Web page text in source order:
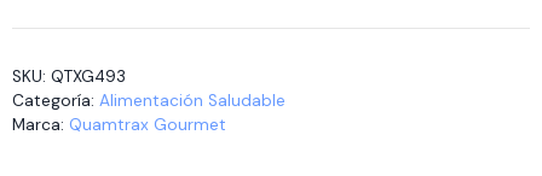
Crunchy
kg
cantidad
SKU: QTXG493
Categoría: Alimentación Saludable
Marca: Quamtrax Gourmet